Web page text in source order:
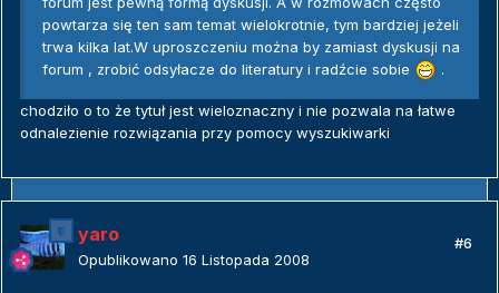
powtarza się ten sam temat wielokrotnie, tym bardziej jeżeli
trwa kilka lat.W uproszczeniu można by zamiast dyskusji na
forum , zrobić odsyłacze do literatury i radźcie sobie
.
chodziło o to że tytuł jest wieloznaczny i nie pozwala na łatwe
odnalezienie rozwiązania przy pomocy wyszukiwarki
yaro
Opublikowano 16 Listopada 2008
#6